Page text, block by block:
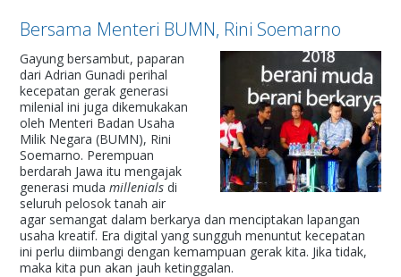
Bersama Menteri BUMN, Rini Soemarno
Gayung bersambut, paparan
dari Adrian Gunadi perihal
kecepatan gerak generasi
milenial ini juga dikemukakan
oleh Menteri Badan Usaha
Milik Negara (BUMN), Rini
Soemarno. Perempuan
berdarah Jawa itu mengajak
generasi mudamillenials di
seluruh pelosok tanah air
agar semangat dalam berkarya dan menciptakan lapangan
usaha kreatif. Era digital yang sungguh menuntut kecepatan
ini perlu diimbangi dengan kemampuan gerak kita. Jika tidak,
maka kita pun akan jauh ketinggalan.